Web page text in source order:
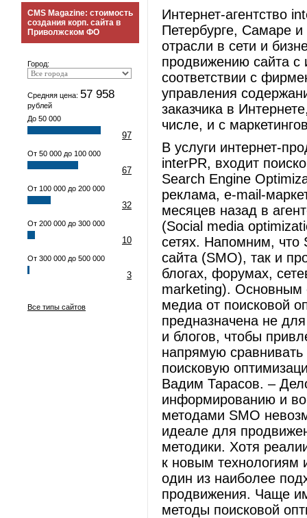
CMS Magazine: стоимость
создания корп. сайта в
Приволжском ФО
Город:
Средняя цена: 57 958
рублей
До 50 000
97
От 50 000 до 100 000
67
От 100 000 до 200 000
32
От 200 000 до 300 000
10
От 300 000 до 500 000
3
Все типы сайтов
Интернет-агентство
Петербурге, Самаре и
отрасли в сети и
продвижению сайта с
соответствии с
управления
заказчика в
числе, и с
В услуги интернет-
interPR, входит
Search Engine
реклама, e-mail-
месяцев назад в
(Social media
сетях. Напомним, что
сайта (SMO), так и
блогах, форумах,
marketing). Основным
медиа от поисковой
предназначена не
и блогов, чтобы
напрямую
поисковую
Вадим Тарасов. –
информированию и
методами SMO
идеале для
методики. Хотя
к новым технологиям
один из наиболее
продвижения. Чаще
методы поисковой